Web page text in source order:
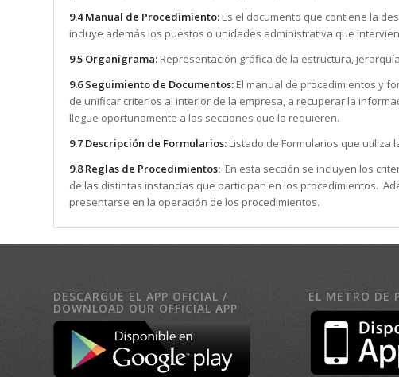
9.4 Manual de Procedimiento: Es el documento que contiene la
incluye además los puestos o unidades administrativa que
9.5 Organigrama: Representación gráfica de la estructura,
9.6 Seguimiento de Documentos: El manual de procedimientos y
de unificar criterios al interior de la empresa, a recuperar la
llegue oportunamente a las secciones que la requieren.
9.7 Descripción de Formularios: Listado de Formularios que utiliza
9.8 Reglas de Procedimientos: En esta sección se incluyen los
de las distintas instancias que participan en los procedimientos.
presentarse en la operación de los procedimientos.
DESCARGUE EL APP OFICIAL /
DOWNLOAD OUR OFFICIAL APP
EL METRO DE